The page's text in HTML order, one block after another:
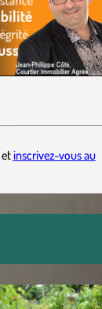
etinscrivez-vous au